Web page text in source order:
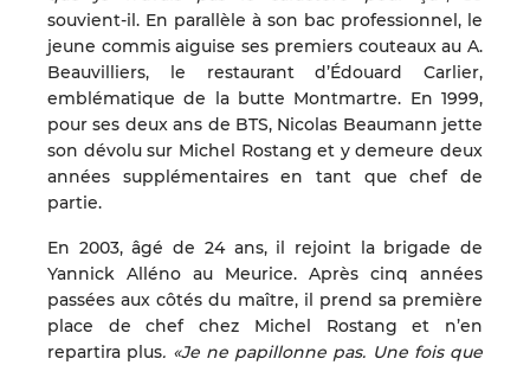
souvient-il. En parallèle à son bac professionnel, le
jeune commis aiguise ses premiers couteaux au A.
Beauvilliers, le restaurant d’Édouard Carlier,
emblématique de la butte Montmartre. En 1999,
pour ses deux ans de BTS, Nicolas Beaumann jette
son dévolu sur Michel Rostang et y demeure deux
années supplémentaires en tant que chef de
partie.
En 2003, âgé de 24 ans, il rejoint la brigade de
Yannick Alléno au Meurice. Après cinq années
passées aux côtés du maître, il prend sa première
place de chef chez Michel Rostang et n’en
repartira plus. «Je ne papillonne pas. Une fois que